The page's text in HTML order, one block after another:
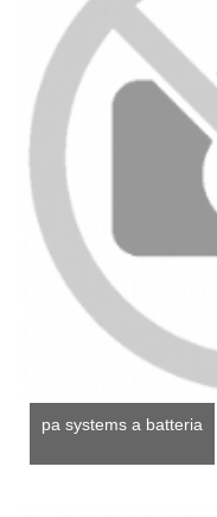
pa systems a batteria